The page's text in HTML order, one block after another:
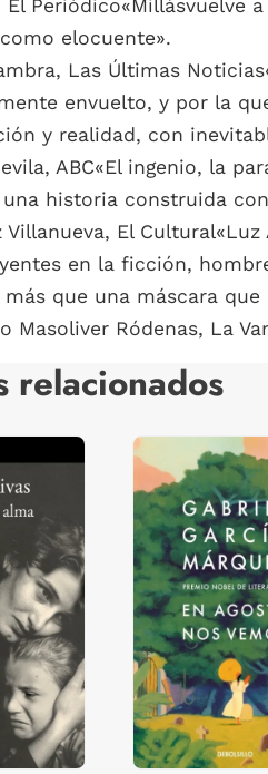
El
elocuente».
Las Últimas
envuelto, y por la
y realidad, con
ABC«El ingenio, la
historia construida
Villanueva, El
en la ficción,
que una máscara que
Masoliver Ródenas, La
relacionados